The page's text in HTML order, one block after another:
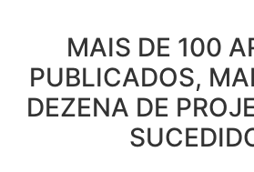
MAIS DE 100
PUBLICADOS,
DEZENA DE